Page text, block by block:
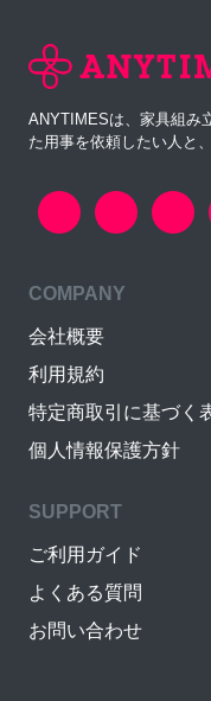
ANYTIMESは、家具組み
た用事を依頼したい人と
COMPANY
会社概要
利用規約
特定商取引に基づく
個人情報保護方針
SUPPORT
ご利用ガイド
よくある質問
お問い合わせ